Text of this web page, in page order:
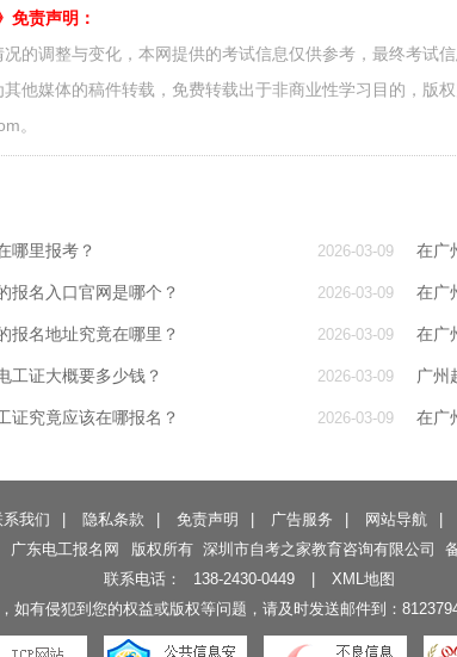
免责声明：
的调整与变化，本网提供的考试信息仅供参考，最终考试
他媒体的稿件转载，免费转载出于非商业性学习目的，版
。
哪里报考？ 2026-03-09 在广
报名入口官网是哪个？ 2026-03-09 在广
报名地址究竟在哪里？ 2026-03-09 在广
工证大概要多少钱？ 2026-03-09 广州
证究竟应该在哪报名？ 2026-03-09 在广
系我们 隐私条款 免责声明 广告服务 网站导航
广东电工报名网 版权所有 深圳市自考之家教育咨询有限公司
联系电话：
138-2430-0449
XML地图
如有侵犯到您的权益或版权等问题，请及时发送邮件到：